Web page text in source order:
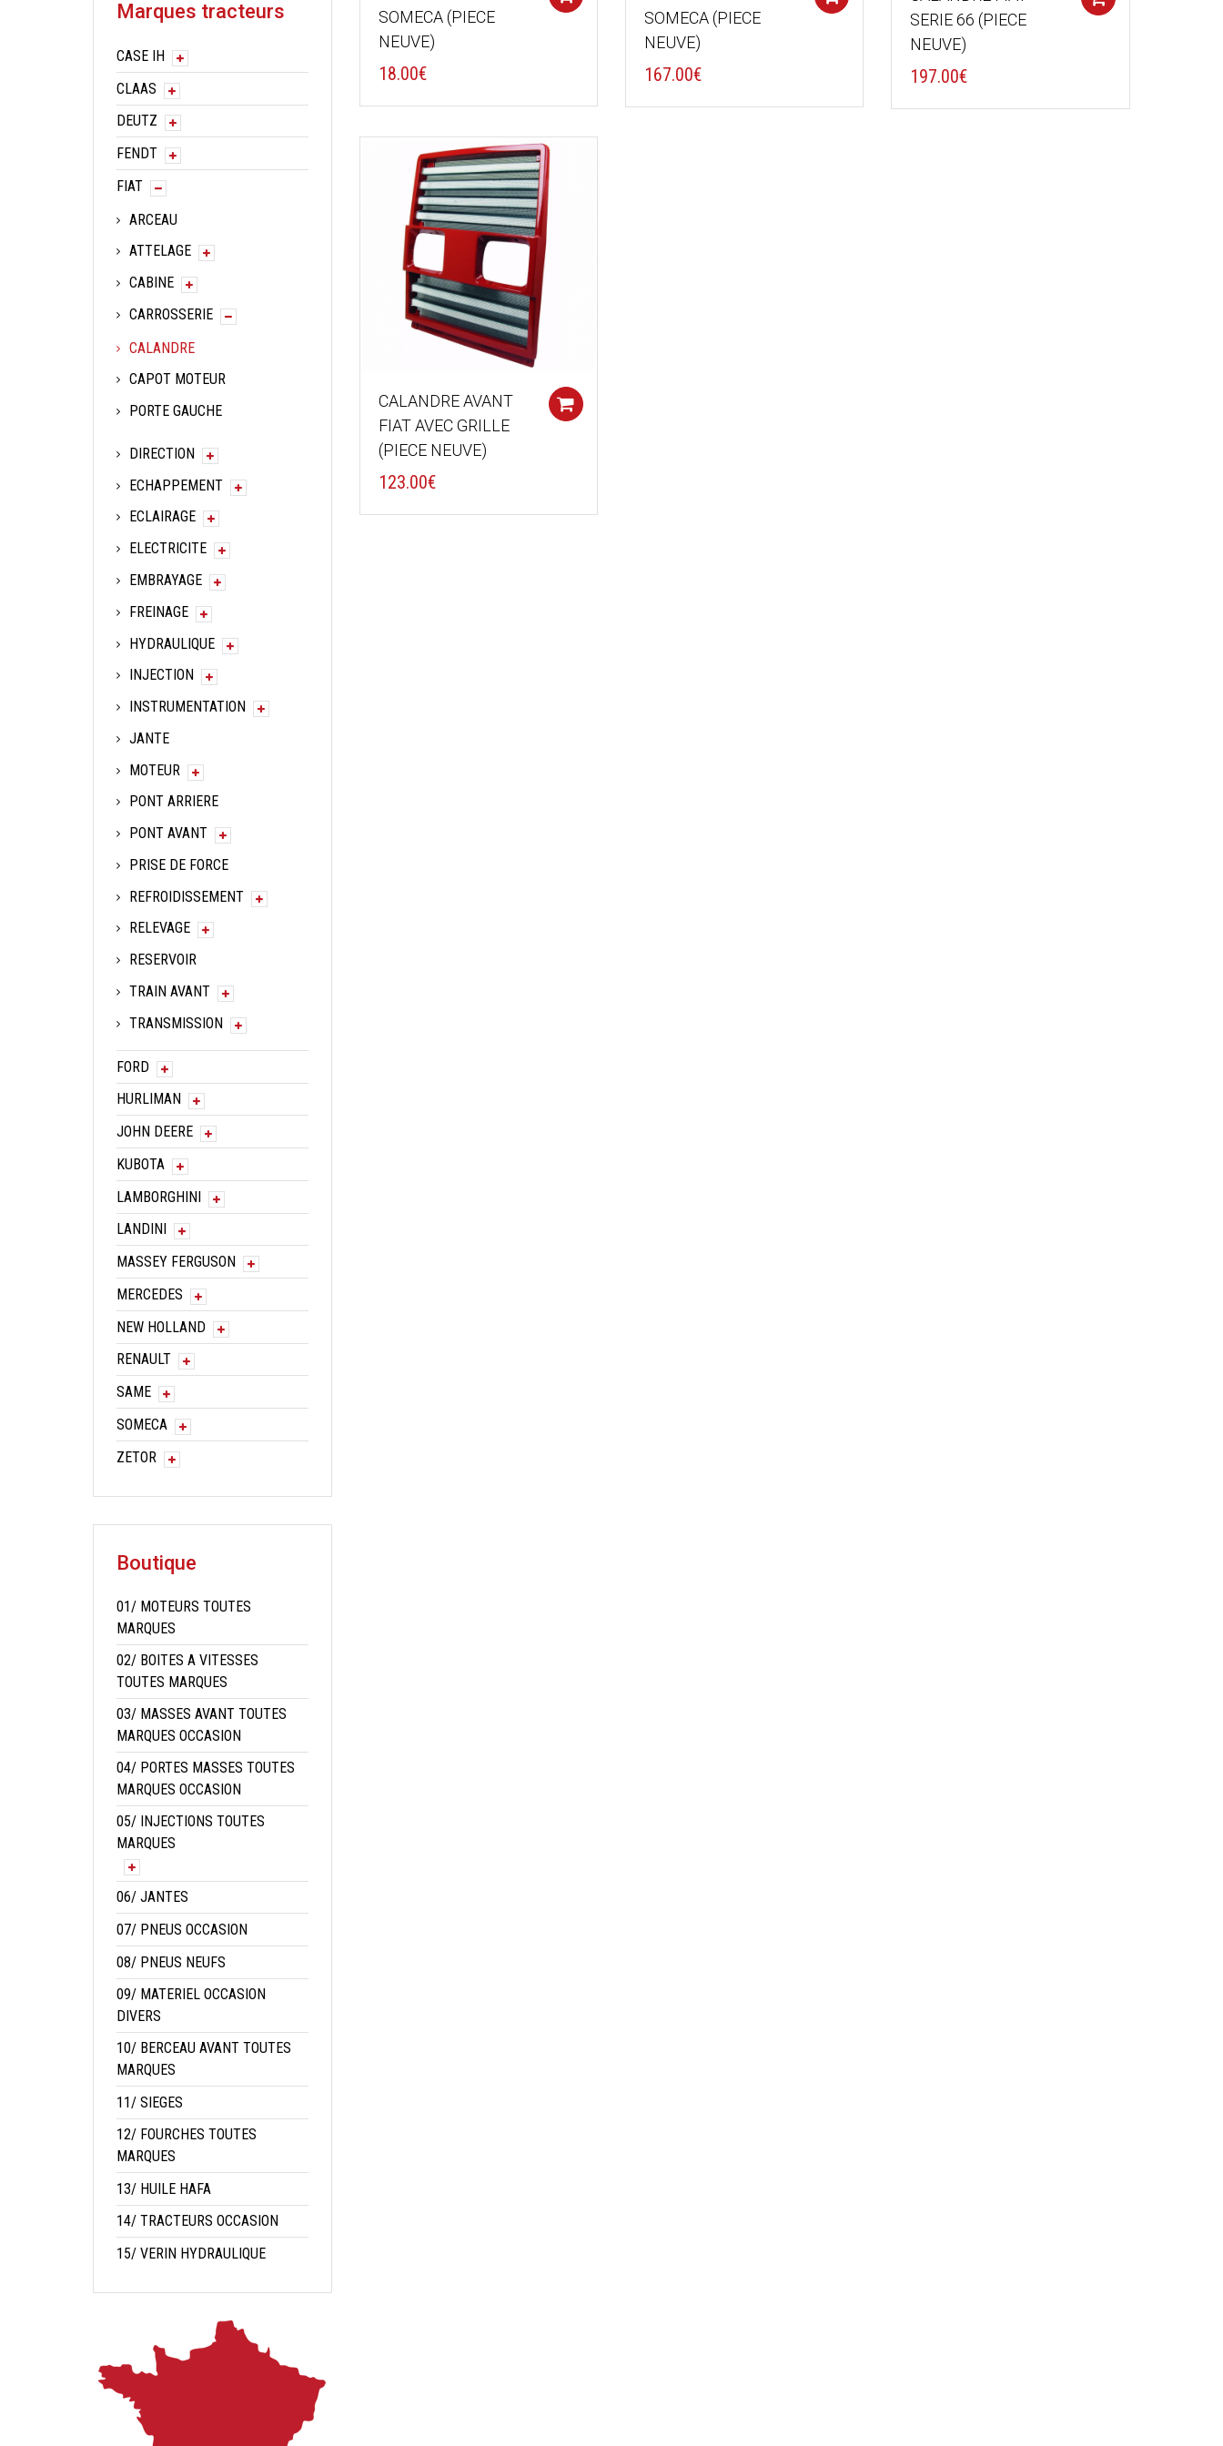
SOMECA (PIECE
NEUVE)
18.00€
SOMECA (PIECE
NEUVE)
167.00€
SERIE 66 (PIECE
NEUVE)
197.00€
CALANDRE AVANT
FIAT AVEC GRILLE
(PIECE NEUVE)
123.00€
Marques tracteurs
CASE IH
CLAAS
DEUTZ
FENDT
FIAT
ARCEAU
ATTELAGE
CABINE
CARROSSERIE
CALANDRE
CAPOT MOTEUR
PORTE GAUCHE
DIRECTION
ECHAPPEMENT
ECLAIRAGE
ELECTRICITE
EMBRAYAGE
FREINAGE
HYDRAULIQUE
INJECTION
INSTRUMENTATION
JANTE
MOTEUR
PONT ARRIERE
PONT AVANT
PRISE DE FORCE
REFROIDISSEMENT
RELEVAGE
RESERVOIR
TRAIN AVANT
TRANSMISSION
FORD
HURLIMAN
JOHN DEERE
KUBOTA
LAMBORGHINI
LANDINI
MASSEY FERGUSON
MERCEDES
NEW HOLLAND
RENAULT
SAME
SOMECA
ZETOR
Boutique
01/ MOTEURS TOUTES
MARQUES
02/ BOITES A VITESSES
TOUTES MARQUES
03/ MASSES AVANT TOUTES
MARQUES OCCASION
04/ PORTES MASSES TOUTES
MARQUES OCCASION
05/ INJECTIONS TOUTES
MARQUES
06/ JANTES
07/ PNEUS OCCASION
08/ PNEUS NEUFS
09/ MATERIEL OCCASION
DIVERS
10/ BERCEAU AVANT TOUTES
MARQUES
11/ SIEGES
12/ FOURCHES TOUTES
MARQUES
13/ HUILE HAFA
14/ TRACTEURS OCCASION
15/ VERIN HYDRAULIQUE